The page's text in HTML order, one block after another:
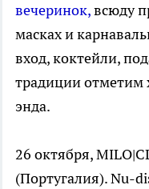
вечеринок,всюду
масках и
вход, коктейли,
традиции отметим
энда.
26 октября,
(Португалия). Nu-